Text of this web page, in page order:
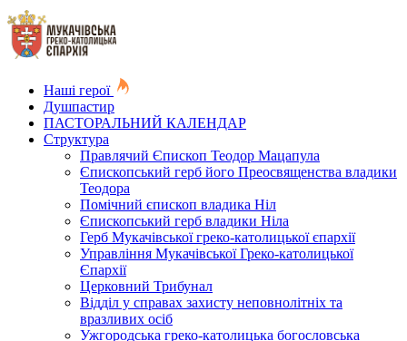
Наші герої
Душпастир
ПАСТОРАЛЬНИЙ КАЛЕНДАР
Структура
Правлячий Єпископ Теодор Мацапула
Єпископський герб його Преосвященства владики
Теодора
Помічний єпископ владика Ніл
Єпископський герб владики Ніла
Герб Мукачівської греко-католицької єпархії
Управління Мукачівської Греко-католицької
Єпархії
Церковний Трибунал
Відділ у справах захисту неповнолітніх та
вразливих осіб
Ужгородська греко-католицька богословська